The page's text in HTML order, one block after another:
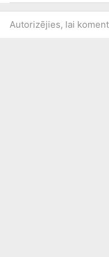
Autorizējies, lai